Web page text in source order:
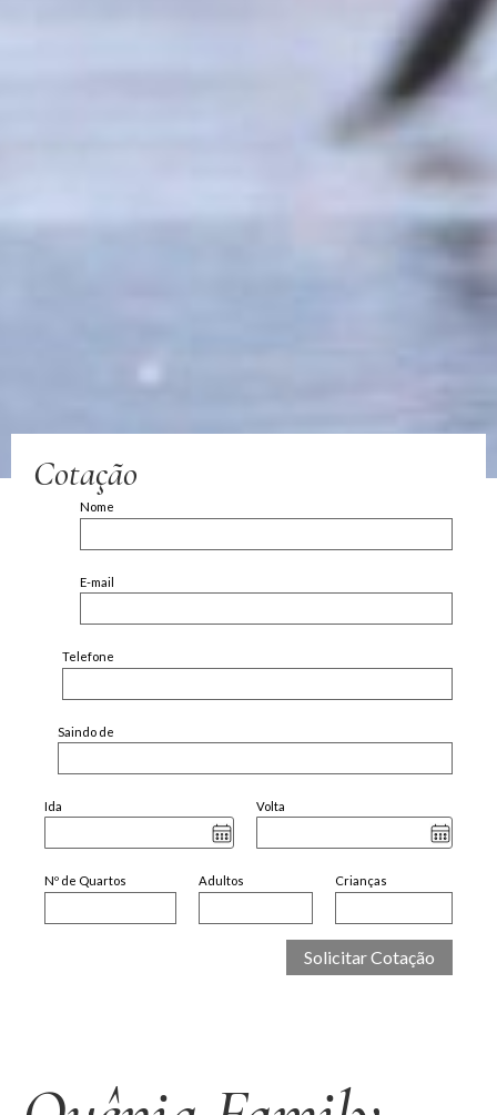
Cotação
Nome
E-mail
Telefone
Saindo de
Ida Volta
Nº de Quartos Adultos Crianças